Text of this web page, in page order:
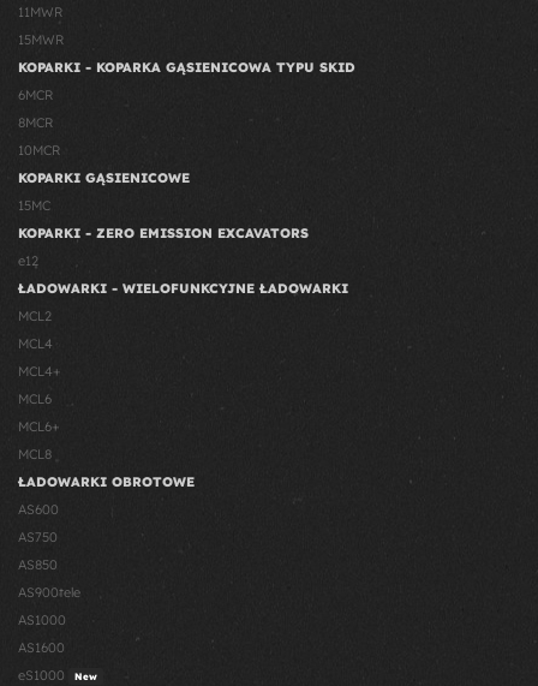
11MWR
15MWR
KOPARKI - KOPARKA GĄSIENICOWA TYPU SKID
6MCR
8MCR
10MCR
KOPARKI GĄSIENICOWE
15MC
KOPARKI - ZERO EMISSION EXCAVATORS
e12
ŁADOWARKI - WIELOFUNKCYJNE ŁADOWARKI
MCL2
MCL4
MCL4+
MCL6
MCL6+
MCL8
ŁADOWARKI OBROTOWE
AS600
AS750
AS850
AS900tele
AS1000
AS1600
eS1000
New